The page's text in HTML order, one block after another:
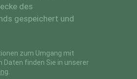
des
gespeichert und
zum Umgang mit
Daten finden Sie in unserer